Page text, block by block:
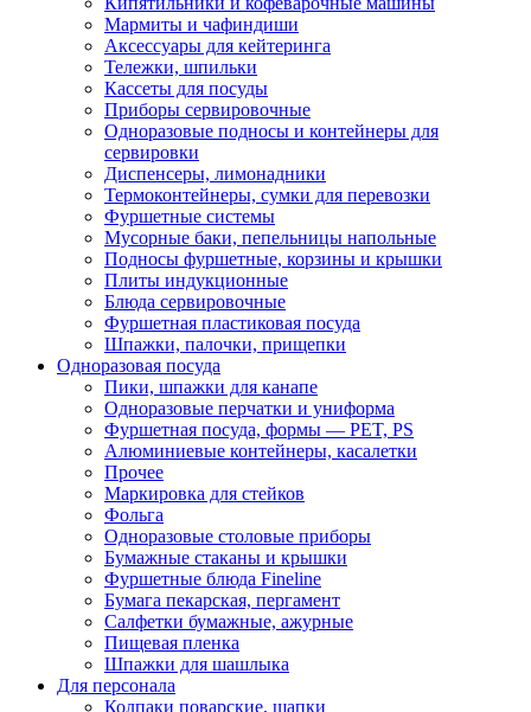
Мармиты и чафиндиши
Аксессуары для кейтеринга
Тележки, шпильки
Кассеты для посуды
Приборы сервировочные
Одноразовые подносы и контейнеры для
сервировки
Диспенсеры, лимонадники
Термоконтейнеры, сумки для перевозки
Фуршетные системы
Мусорные баки, пепельницы напольные
Подносы фуршетные, корзины и крышки
Плиты индукционные
Блюда сервировочные
Фуршетная пластиковая посуда
Шпажки, палочки, прищепки
Одноразовая посуда
Пики, шпажки для канапе
Одноразовые перчатки и униформа
Фуршетная посуда, формы — PET, PS
Алюминиевые контейнеры, касалетки
Прочее
Маркировка для стейков
Фольга
Одноразовые столовые приборы
Бумажные стаканы и крышки
Фуршетные блюда Fineline
Бумага пекарская, пергамент
Салфетки бумажные, ажурные
Пищевая пленка
Шпажки для шашлыка
Для персонала
Колпаки поварские, шапки